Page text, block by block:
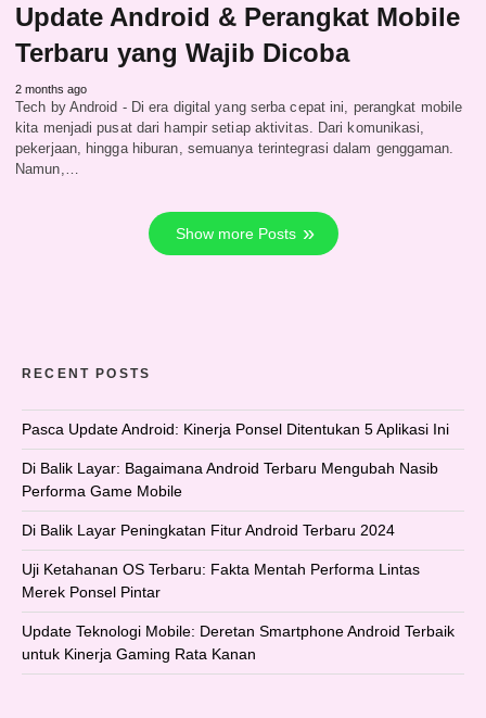
Update Android & Perangkat Mobile
Terbaru yang Wajib Dicoba
2 months ago
Tech by Android - Di era digital yang serba cepat ini, perangkat mobile
kita menjadi pusat dari hampir setiap aktivitas. Dari komunikasi,
pekerjaan, hingga hiburan, semuanya terintegrasi dalam genggaman.
Namun,…
Show more Posts
RECENT POSTS
Pasca Update Android: Kinerja Ponsel Ditentukan 5 Aplikasi Ini
Di Balik Layar: Bagaimana Android Terbaru Mengubah Nasib
Performa Game Mobile
Di Balik Layar Peningkatan Fitur Android Terbaru 2024
Uji Ketahanan OS Terbaru: Fakta Mentah Performa Lintas
Merek Ponsel Pintar
Update Teknologi Mobile: Deretan Smartphone Android Terbaik
untuk Kinerja Gaming Rata Kanan